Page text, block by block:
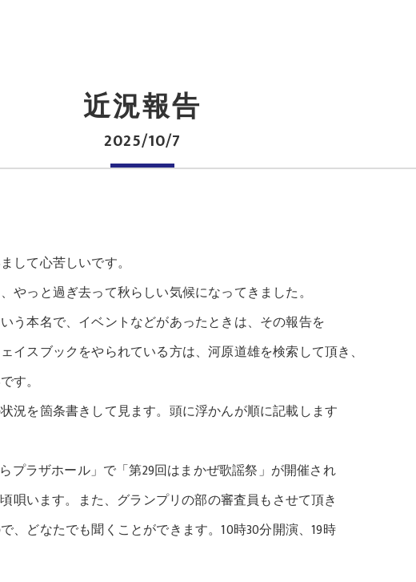
2025/10/7
近況報告
して心苦しいです。
やっと過ぎ去って秋らしい気候になってきました。
う本名で、イベントなどがあったときは、その報告を
イスブックをやられている方は、河原道雄を検索して頂き、
す。
況を箇条書きして見ます。頭に浮かんが順に記載します
プラザホール」で「第29回はまかぜ歌謡祭」が開催され
います。また、グランプリの部の審査員もさせて頂き
どなたでも聞くことができます。10時30分開演、19時